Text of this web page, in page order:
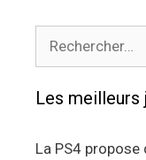
Les meilleurs
La PS4